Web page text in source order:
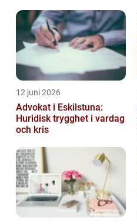
12 juni 2026
Advokat i Eskilstuna:
Huridisk trygghet i vardag
och kris